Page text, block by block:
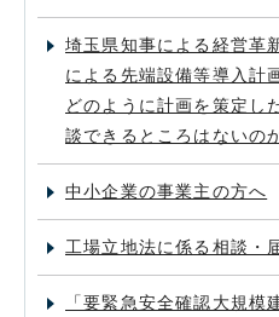
埼玉県知事による経営革
による先端設備等導入計
どのように計画を策定し
談できるところはないの
中小企業の事業主の方へ
工場立地法に係る相談・
「要緊急安全確認大規模